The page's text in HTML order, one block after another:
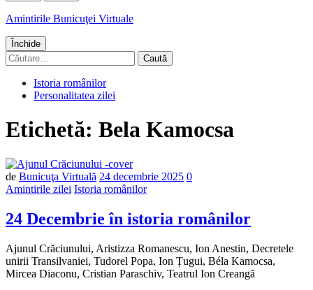
Amintirile Bunicuţei Virtuale
Închide
Caută
după:
Istoria românilor
Personalitatea zilei
Etichetă: Bela Kamocsa
de Bunicuţa Virtuală 24 decembrie 2025 Număr
0
Amintirile zilei Istoria românilor
24 Decembrie în istoria românilor
Ajunul Crăciunului, Aristizza Romanescu, Ion Anestin, Decretele
unirii Transilvaniei, Tudorel Popa, Ion Țugui, Béla Kamocsa,
Mircea Diaconu, Cristian Paraschiv, Teatrul Ion Creangă